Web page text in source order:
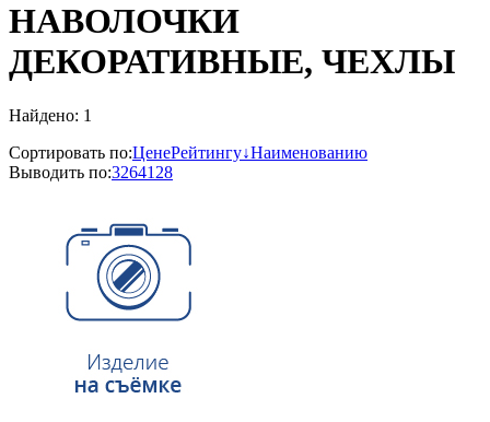
НАВОЛОЧКИ
ДЕКОРАТИВНЫЕ, ЧЕХЛЫ
Найдено: 1
Сортировать по:ЦенеРейтингу↓Наименованию
Выводить по:3264128